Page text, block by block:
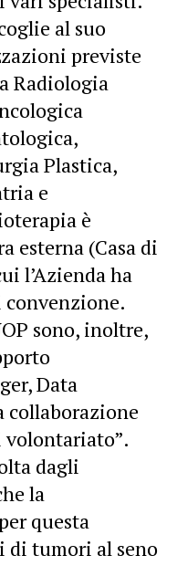
al suo
previste
Radiologia
Plastica,
e
è
esterna (Casa di
l’Azienda ha
sono, inoltre,
Data
collaborazione
volontariato”.
dagli
la
questa
di tumori al seno